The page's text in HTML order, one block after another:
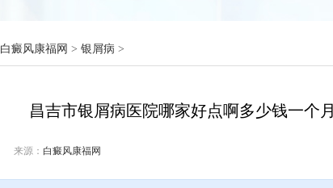
白癜风康福网 > 银屑病 >
昌吉市银屑病医院哪家好点啊多少钱一个月
来源： 白癜风康福网